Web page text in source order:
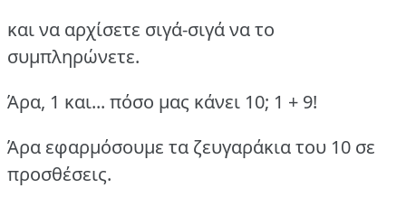
και να αρχίσετε σιγά-σιγά να το
συμπληρώνετε.
Άρα, 1 και... πόσο μας κάνει 10; 1 + 9!
Άρα εφαρμόσουμε τα ζευγαράκια του 10 σε
προσθέσεις.